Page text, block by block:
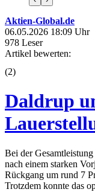
Aktien-Global.de
06.05.2026 18:09 Uhr
978 Leser
Artikel bewerten:
(2)
Daldrup
Bei der
nach einem starken
Rückgang um rund 7
Trotzdem konnte das